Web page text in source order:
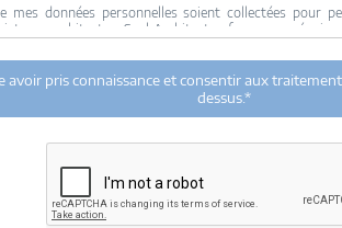
mes données personnelles soient collectées pour
aux architectes. Seul Architectes-france, ses
seront uniquement utilisées par
cadre de la qualification et du suivi de mon projet.
pendant une durée de 18 mois courant à
et vous ou architectes-france et un membre de la
loi « informatique et libertés », vous pouvez exercer
rectifier en contactant : Architectes-france, 23
Tél. 05.47.74.51.01 -contact@architectes-france.com
avoir pris connaissance et consentir aux
dessus.*